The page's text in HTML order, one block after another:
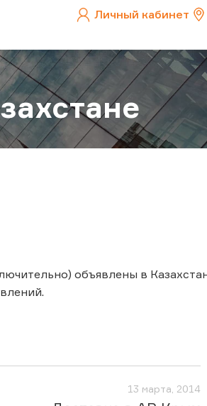
Личный кабинет
объявлены в
13 марта, 2014